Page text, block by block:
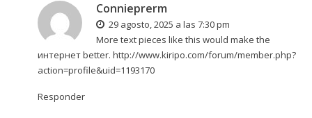
Connieprerm
29 agosto, 2025 a las 7:30 pm
More text pieces like this would make the
интернет better. http://www.kiripo.com/forum/member.php?
action=profile&uid=1193170
Responder